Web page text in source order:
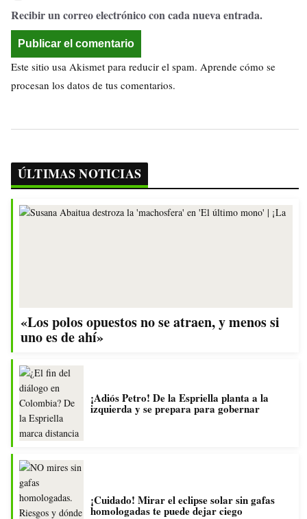
Recibir un correo electrónico con cada nueva entrada.
Este sitio usa Akismet para reducir el spam. Aprende cómo se
procesan los datos de tus comentarios.
ÚLTIMAS NOTICIAS
«Los polos opuestos no se atraen, y menos si
uno es de ahí»
¡Adiós Petro! De la Espriella planta a la
izquierda y se prepara para gobernar
¡Cuidado! Mirar el eclipse solar sin gafas
homologadas te puede dejar ciego